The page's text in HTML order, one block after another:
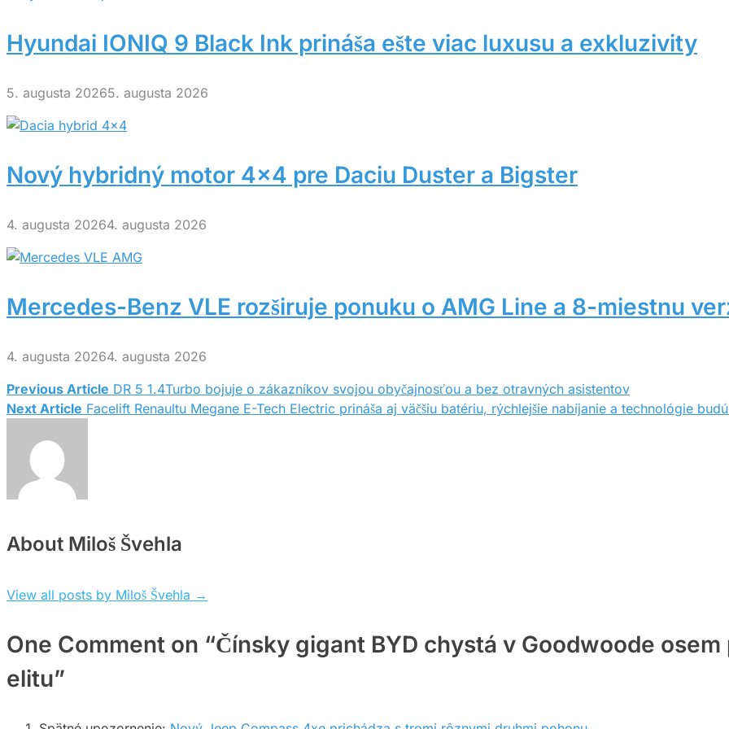
Hyundai IONIQ 9 Black Ink prináša ešte viac luxusu a exkluzivity
5. augusta 20265. augusta 2026
Nový hybridný motor 4×4 pre Daciu Duster a Bigster
4. augusta 20264. augusta 2026
Mercedes-Benz VLE rozširuje ponuku o AMG Line a 8-miestnu
4. augusta 20264. augusta 2026
Navigácia
článku
Previous Article DR 5 1.4Turbo bojuje o zákazníkov svojou obyčajnosťou a bez otravných asistentov
Next Article Facelift Renaultu Megane E-Tech Electric prináša aj väčšiu batériu, rýchlejšie nabíjanie a technológie
About Miloš Švehla
View all posts by Miloš Švehla →
One Comment on “Čínsky gigant BYD chystá v Goodwoode
elitu”